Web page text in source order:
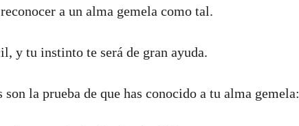
a un alma gemela como tal.
y tu instinto te será de gran ayuda.
son la prueba de que has conocido a tu alma gemela: